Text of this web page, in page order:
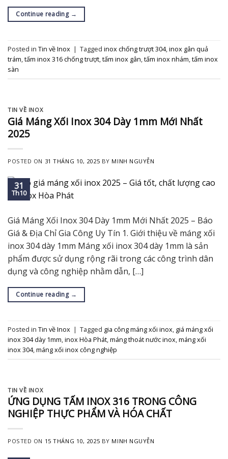
Continue reading →
Posted in Tin về Inox | Tagged inox chống trượt 304,inox gân quả
trám,tấm inox 316 chống trượt,tấm inox gân,tấm inox nhám,tấm inox
sàn
TIN VỀ INOX
Giá Máng Xối Inox 304 Dày 1mm Mới Nhất
2025
POSTED ON 31 THÁNG 10, 2025 BY MINH NGUYỄN
31
Th10
Giá Máng Xối Inox 304 Dày 1mm Mới Nhất 2025 – Báo
Giá & Địa Chỉ Gia Công Uy Tín 1. Giới thiệu về máng xối
inox 304 dày 1mm Máng xối inox 304 dày 1mm là sản
phẩm được sử dụng rộng rãi trong các công trình dân
dụng và công nghiệp nhằm dẫn, […]
Continue reading →
Posted in Tin về Inox | Tagged gia công máng xối inox, giá máng xối
inox 304 dày 1mm,inox Hòa Phát,máng thoát nước inox,máng xối
inox 304,máng xối inox công nghiệp
TIN VỀ INOX
ỨNG DỤNG TẤM INOX 316 TRONG CÔNG
NGHIỆP THỰC PHẨM VÀ HÓA CHẤT
POSTED ON 15 THÁNG 10, 2025 BY MINH NGUYỄN